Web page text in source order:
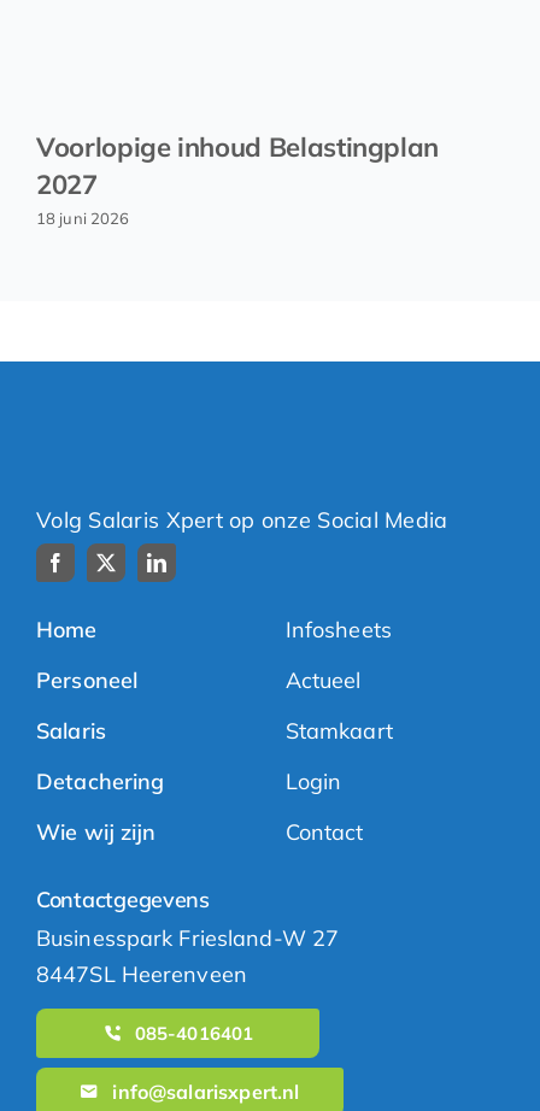
Voorlopige inhoud Belastingplan
2027
18 juni 2026
Volg Salaris Xpert op onze Social Media
Home
Personeel
Salaris
Detachering
Wie wij zijn
Infosheets
Actueel
Stamkaart
Login
Contact
Contactgegevens
Businesspark Friesland-W 27
8447SL Heerenveen
085-4016401
info@salarisxpert.nl